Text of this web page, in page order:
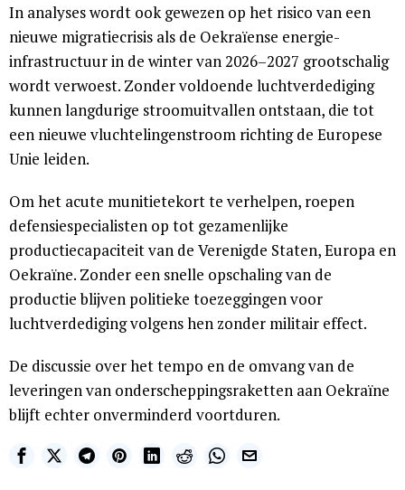
In analyses wordt ook gewezen op het risico van een
nieuwe migratiecrisis als de Oekraïense energie-
infrastructuur in de winter van 2026–2027 grootschalig
wordt verwoest. Zonder voldoende luchtverdediging
kunnen langdurige stroomuitvallen ontstaan, die tot
een nieuwe vluchtelingenstroom richting de Europese
Unie leiden.
Om het acute munitietekort te verhelpen, roepen
defensiespecialisten op tot gezamenlijke
productiecapaciteit van de Verenigde Staten, Europa en
Oekraïne. Zonder een snelle opschaling van de
productie blijven politieke toezeggingen voor
luchtverdediging volgens hen zonder militair effect.
De discussie over het tempo en de omvang van de
leveringen van onderscheppingsraketten aan Oekraïne
blijft echter onverminderd voortduren.